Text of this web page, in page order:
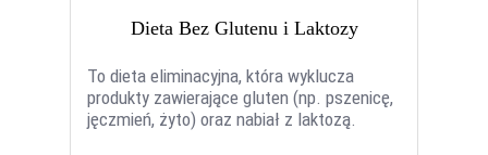
Dieta Bez Glutenu i Laktozy
To dieta eliminacyjna, która wyklucza
produkty zawierające gluten (np. pszenicę,
jęczmień, żyto) oraz nabiał z laktozą.